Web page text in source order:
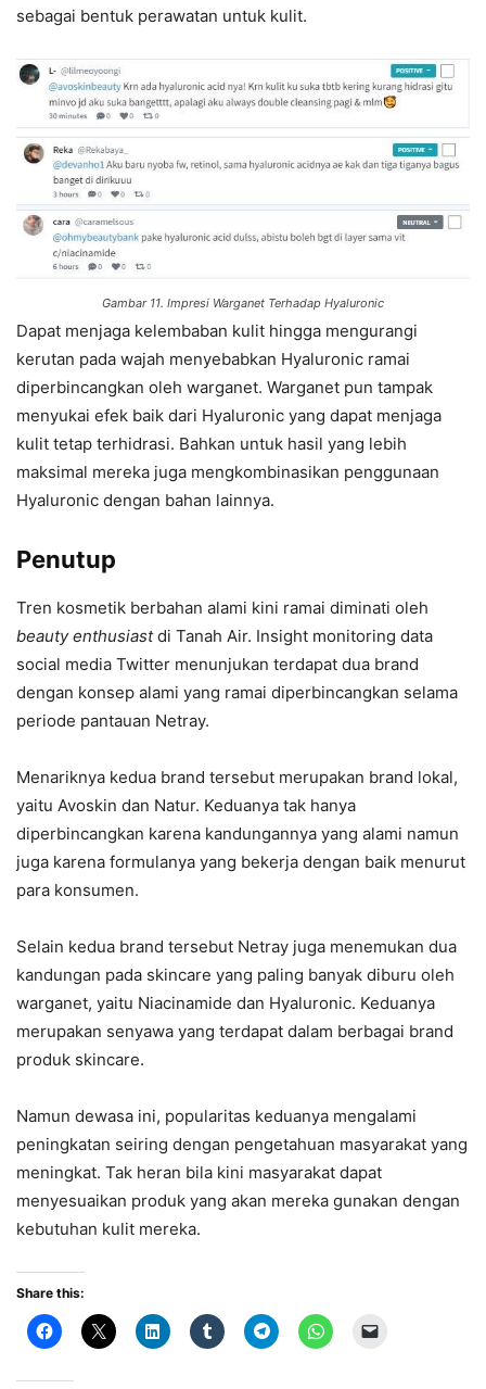
sebagai bentuk perawatan untuk kulit.
Gambar 11. Impresi Warganet Terhadap Hyaluronic
Dapat menjaga kelembaban kulit hingga mengurangi
kerutan pada wajah menyebabkan Hyaluronic ramai
diperbincangkan oleh warganet. Warganet pun tampak
menyukai efek baik dari Hyaluronic yang dapat menjaga
kulit tetap terhidrasi. Bahkan untuk hasil yang lebih
maksimal mereka juga mengkombinasikan penggunaan
Hyaluronic dengan bahan lainnya.
Penutup
Tren kosmetik berbahan alami kini ramai diminati oleh
beauty enthusiastdi Tanah Air. Insight monitoring data
social media Twitter menunjukan terdapat dua brand
dengan konsep alami yang ramai diperbincangkan selama
periode pantauan Netray.
Menariknya kedua brand tersebut merupakan brand lokal,
yaitu Avoskin dan Natur. Keduanya tak hanya
diperbincangkan karena kandungannya yang alami namun
juga karena formulanya yang bekerja dengan baik menurut
para konsumen.
Selain kedua brand tersebut Netray juga menemukan dua
kandungan pada skincare yang paling banyak diburu oleh
warganet, yaitu Niacinamide dan Hyaluronic. Keduanya
merupakan senyawa yang terdapat dalam berbagai brand
produk skincare.
Namun dewasa ini, popularitas keduanya mengalami
peningkatan seiring dengan pengetahuan masyarakat yang
meningkat. Tak heran bila kini masyarakat dapat
menyesuaikan produk yang akan mereka gunakan dengan
kebutuhan kulit mereka.
Share this: